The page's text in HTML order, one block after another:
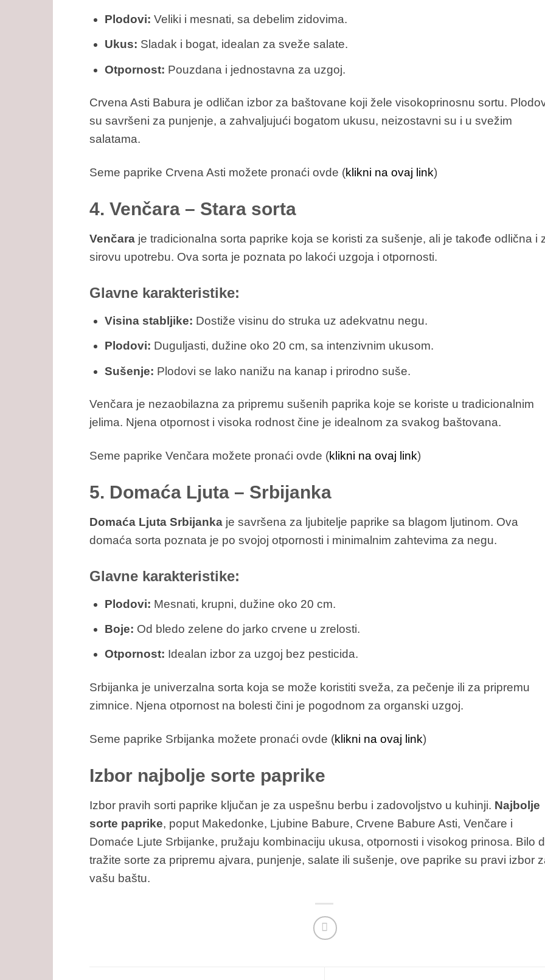
Plodovi: Veliki i mesnati, sa debelim zidovima.
Ukus: Sladak i bogat, idealan za sveže salate.
Otpornost: Pouzdana i jednostavna za uzgoj.
Crvena Asti Babura je odličan izbor za baštovane koji žele visokoprinosnu sortu.
su savršeni za punjenje, a zahvaljujući bogatom ukusu, neizostavni su i u svežim
salatama.
Seme paprike Crvena Asti možete pronaći ovde (klikni na ovaj link)
4. Venčara – Stara sorta
Venčara je tradicionalna sorta paprike koja se koristi za sušenje, ali je takođe odlična i
sirovu upotrebu. Ova sorta je poznata po lakoći uzgoja i otpornosti.
Glavne karakteristike:
Visina stabljike: Dostiže visinu do struka uz adekvatnu negu.
Plodovi: Duguljasti, dužine oko 20 cm, sa intenzivnim ukusom.
Sušenje: Plodovi se lako nanižu na kanap i prirodno suše.
Venčara je nezaobilazna za pripremu sušenih paprika koje se koriste u tradicionalnim
jelima. Njena otpornost i visoka rodnost čine je idealnom za svakog baštovana.
Seme paprike Venčara možete pronaći ovde (klikni na ovaj link)
5. Domaća Ljuta – Srbijanka
Domaća Ljuta Srbijanka je savršena za ljubitelje paprike sa blagom ljutinom. Ova
domaća sorta poznata je po svojoj otpornosti i minimalnim zahtevima za negu.
Glavne karakteristike:
Plodovi: Mesnati, krupni, dužine oko 20 cm.
Boje: Od bledo zelene do jarko crvene u zrelosti.
Otpornost: Idealan izbor za uzgoj bez pesticida.
Srbijanka je univerzalna sorta koja se može koristiti sveža, za pečenje ili za pripremu
zimnice. Njena otpornost na bolesti čini je pogodnom za organski uzgoj.
Seme paprike Srbijanka možete pronaći ovde (klikni na ovaj link)
Izbor najbolje sorte paprike
Izbor pravih sorti paprike ključan je za uspešnu berbu i zadovoljstvo u kuhinji. Najbolje
sorte paprike, poput Makedonke, Ljubine Babure, Crvene Babure Asti, Venčare i
Domaće Ljute Srbijanke, pružaju kombinaciju ukusa, otpornosti i visokog prinosa. Bilo
tražite sorte za pripremu ajvara, punjenje, salate ili sušenje, ove paprike su pravi izbor
vašu baštu.